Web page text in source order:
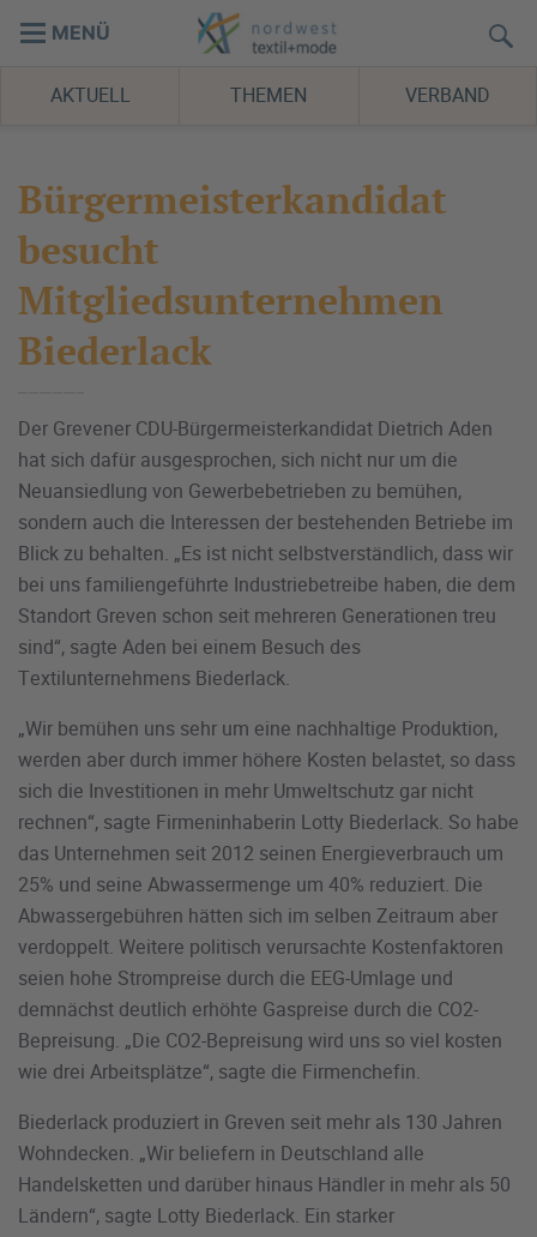
MENÜ
AKTUELL THEMEN VERBAND
Bürgermeisterkandidat
besucht
Mitgliedsunternehmen
Biederlack
Der Grevener CDU-Bürgermeisterkandidat Dietrich Aden
hat sich dafür ausgesprochen, sich nicht nur um die
Neuansiedlung von Gewerbebetrieben zu bemühen,
sondern auch die Interessen der bestehenden Betriebe im
Blick zu behalten. „Es ist nicht selbstverständlich, dass wir
bei uns familiengeführte Industriebetreibe haben, die dem
Standort Greven schon seit mehreren Generationen treu
sind“, sagte Aden bei einem Besuch des
Textilunternehmens Biederlack.
„Wir bemühen uns sehr um eine nachhaltige Produktion,
werden aber durch immer höhere Kosten belastet, so dass
sich die Investitionen in mehr Umweltschutz gar nicht
rechnen“, sagte Firmeninhaberin Lotty Biederlack. So habe
das Unternehmen seit 2012 seinen Energieverbrauch um
25% und seine Abwassermenge um 40% reduziert. Die
Abwassergebühren hätten sich im selben Zeitraum aber
verdoppelt. Weitere politisch verursachte Kostenfaktoren
seien hohe Strompreise durch die EEG-Umlage und
demnächst deutlich erhöhte Gaspreise durch die CO2-
Bepreisung. „Die CO2-Bepreisung wird uns so viel kosten
wie drei Arbeitsplätze“, sagte die Firmenchefin.
Biederlack produziert in Greven seit mehr als 130 Jahren
Wohndecken. „Wir beliefern in Deutschland alle
Handelsketten und darüber hinaus Händler in mehr als 50
Ländern“, sagte Lotty Biederlack. Ein starker